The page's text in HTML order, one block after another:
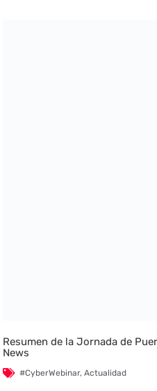
Resumen de la Jornada de
News
#CyberWebinar,Actualidad